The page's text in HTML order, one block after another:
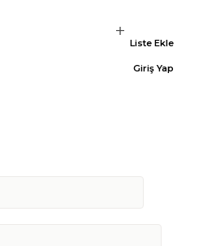
Liste Ekle
Giriş Yap